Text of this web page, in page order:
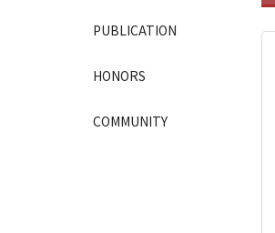
PUBLICATION
HONORS
COMMUNITY